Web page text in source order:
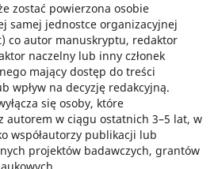
zostać powierzona osobie
samej jednostce organizacyjnej
co autor manuskryptu, redaktor
naczelny lub inny członek
mający dostęp do treści
wpływ na decyzję redakcyjną.
się osoby, które
autorem w ciągu ostatnich 3–5 lat, w
współautorzy publikacji lub
projektów badawczych, grantów